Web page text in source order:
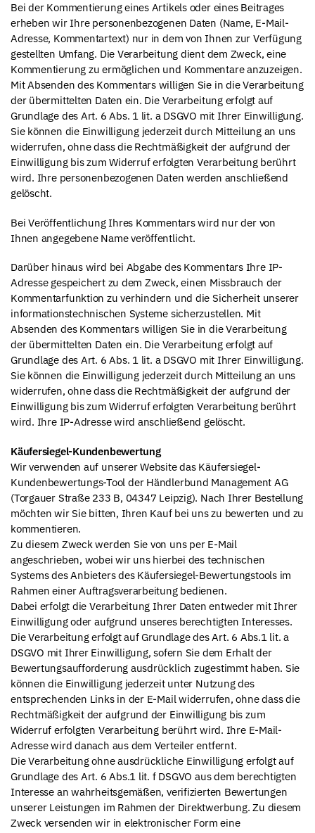
Bei der Kommentierung eines Artikels oder eines Beitrages
erheben wir Ihre personenbezogenen Daten (Name, E-Mail-
Adresse, Kommentartext) nur in dem von Ihnen zur Verfügung
gestellten Umfang. Die Verarbeitung dient dem Zweck, eine
Kommentierung zu ermöglichen und Kommentare anzuzeigen.
Mit Absenden des Kommentars willigen Sie in die Verarbeitung
der übermittelten Daten ein. Die Verarbeitung erfolgt auf
Grundlage des Art. 6 Abs. 1 lit. a DSGVO mit Ihrer Einwilligung.
Sie können die Einwilligung jederzeit durch Mitteilung an uns
widerrufen, ohne dass die Rechtmäßigkeit der aufgrund der
Einwilligung bis zum Widerruf erfolgten Verarbeitung berührt
wird. Ihre personenbezogenen Daten werden anschließend
gelöscht.
Bei Veröffentlichung Ihres Kommentars wird nur der von
Ihnen angegebene Name veröffentlicht.
Darüber hinaus wird bei Abgabe des Kommentars Ihre IP-
Adresse gespeichert zu dem Zweck, einen Missbrauch der
Kommentarfunktion zu verhindern und die Sicherheit unserer
informationstechnischen Systeme sicherzustellen. Mit
Absenden des Kommentars willigen Sie in die Verarbeitung
der übermittelten Daten ein. Die Verarbeitung erfolgt auf
Grundlage des Art. 6 Abs. 1 lit. a DSGVO mit Ihrer Einwilligung.
Sie können die Einwilligung jederzeit durch Mitteilung an uns
widerrufen, ohne dass die Rechtmäßigkeit der aufgrund der
Einwilligung bis zum Widerruf erfolgten Verarbeitung berührt
wird. Ihre IP-Adresse wird anschließend gelöscht.
Käufersiegel-Kundenbewertung
Wir verwenden auf unserer Website das Käufersiegel-
Kundenbewertungs-Tool der Händlerbund Management AG
(Torgauer Straße 233 B, 04347 Leipzig). Nach Ihrer Bestellung
möchten wir Sie bitten, Ihren Kauf bei uns zu bewerten und zu
kommentieren.
Zu diesem Zweck werden Sie von uns per E-Mail
angeschrieben, wobei wir uns hierbei des technischen
Systems des Anbieters des Käufersiegel-Bewertungstools im
Rahmen einer Auftragsverarbeitung bedienen.
Dabei erfolgt die Verarbeitung Ihrer Daten entweder mit Ihrer
Einwilligung oder aufgrund unseres berechtigten Interesses.
Die Verarbeitung erfolgt auf Grundlage des Art. 6 Abs.1 lit. a
DSGVO mit Ihrer Einwilligung, sofern Sie dem Erhalt der
Bewertungsaufforderung ausdrücklich zugestimmt haben. Sie
können die Einwilligung jederzeit unter Nutzung des
entsprechenden Links in der E-Mail widerrufen, ohne dass die
Rechtmäßigkeit der aufgrund der Einwilligung bis zum
Widerruf erfolgten Verarbeitung berührt wird. Ihre E-Mail-
Adresse wird danach aus dem Verteiler entfernt.
Die Verarbeitung ohne ausdrückliche Einwilligung erfolgt auf
Grundlage des Art. 6 Abs.1 lit. f DSGVO aus dem berechtigten
Interesse an wahrheitsgemäßen, verifizierten Bewertungen
unserer Leistungen im Rahmen der Direktwerbung. Zu diesem
Zweck versenden wir in elektronischer Form eine